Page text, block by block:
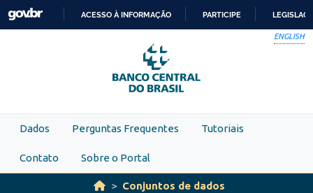
Skip to main content
PARA
O
CONTEÚDO
ACESSO À INFORMAÇÃO PARTICIPE
ENGLISH
Dados Perguntas Frequentes Tutoriais
Contato Sobre o Portal
Conjuntos de dados